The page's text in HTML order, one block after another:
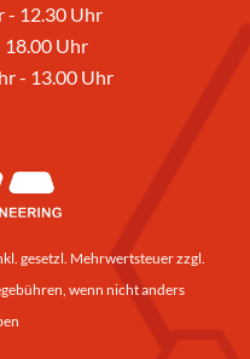
- 12.30 Uhr
18.00 Uhr
- 13.00 Uhr
gesetzl. Mehrwertsteuer zzgl.
wenn nicht anders